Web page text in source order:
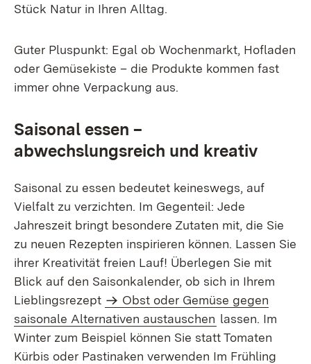
Stück Natur in Ihren Alltag.
Guter Pluspunkt: Egal ob Wochenmarkt, Hofladen
oder Gemüsekiste – die Produkte kommen fast
immer ohne Verpackung aus.
Saisonal essen –
abwechslungsreich und kreativ
Saisonal zu essen bedeutet keineswegs, auf
Vielfalt zu verzichten. Im Gegenteil: Jede
Jahreszeit bringt besondere Zutaten mit, die Sie
zu neuen Rezepten inspirieren können. Lassen Sie
ihrer Kreativität freien Lauf! Überlegen Sie mit
Blick auf den Saisonkalender, ob sich in Ihrem
Lieblingsrezept
Obst oder Gemüse gegen
saisonale Alternativen austauschen lassen. Im
Winter zum Beispiel können Sie statt Tomaten
Kürbis oder Pastinaken verwenden Im Frühling